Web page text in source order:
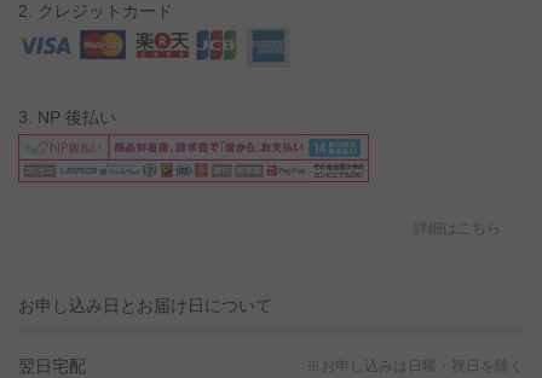
2. クレジットカード
3. NP 後払い
詳細はこちら
お申し込み日とお届け日について
翌日宅配 ※お申し込みは日曜・祝日を除く